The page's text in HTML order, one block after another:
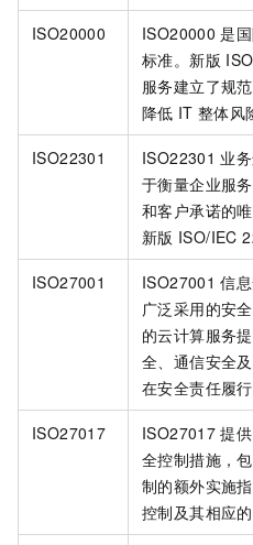
ISO20000 ISO20000 是
标准。新版
服务建立了规
降低 IT 整体风
ISO22301 ISO22301 业
于衡量企业服
和客户承诺的
新版 ISO/IEC
ISO27001 ISO27001 信
广泛采用的安
的云计算服务
全、通信安全
在安全责任履行
ISO27017 ISO27017 提
全控制措施，
制的额外实施
控制及其相应的